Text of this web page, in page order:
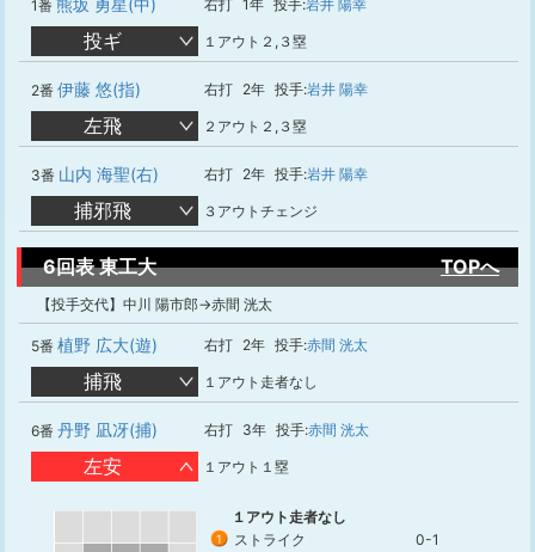
1番 熊坂 勇星(中) 右打 1年 投手:岩井 陽幸
投ギ １アウト２,３塁
2番 伊藤 悠(指) 右打 2年 投手:岩井 陽幸
左飛 ２アウト２,３塁
3番 山内 海聖(右) 右打 2年 投手:岩井 陽幸
捕邪飛 ３アウトチェンジ
6回表 東工大 TOPへ
【投手交代】中川 陽市郎→赤間 洸太
5番 植野 広大(遊) 右打 2年 投手:赤間 洸太
捕飛 １アウト走者なし
6番 丹野 凪冴(捕) 右打 3年 投手:赤間 洸太
左安 １アウト１塁
１アウト走者なし
1 ストライク 0-1